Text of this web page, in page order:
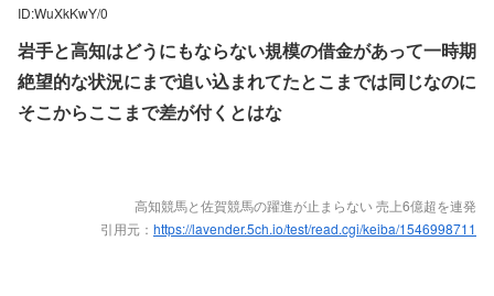
ID:WuXkKwY/0
岩手と高知はどうにもならない規模の借金があって一時期
絶望的な状況にまで追い込まれてたとこまでは同じなのに
そこからここまで差が付くとはな
高知競馬と佐賀競馬の躍進が止まらない 売上6億超を連発
引用元： https://lavender.5ch.io/test/read.cgi/keiba/1546998711